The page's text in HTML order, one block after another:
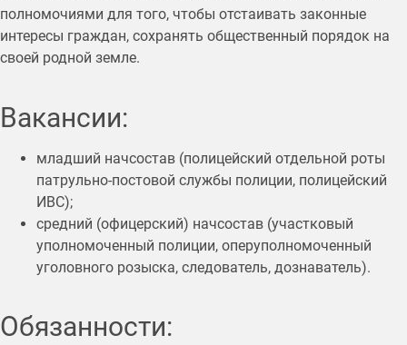
полномочиями для того, чтобы отстаивать законные
интересы граждан, сохранять общественный порядок на
своей родной земле.
Вакансии:
младший начсостав (полицейский отдельной роты
патрульно-постовой службы полиции, полицейский
ИВС);
средний (офицерский) начсостав (участковый
уполномоченный полиции, оперуполномоченный
уголовного розыска, следователь, дознаватель).
Обязанности: